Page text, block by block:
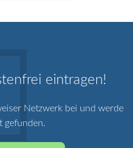
eintragen!
Netzwerk bei und werde
gefunden.